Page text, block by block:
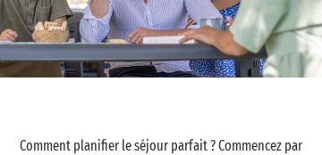
Comment planifier le séjour parfait ? Commencez par